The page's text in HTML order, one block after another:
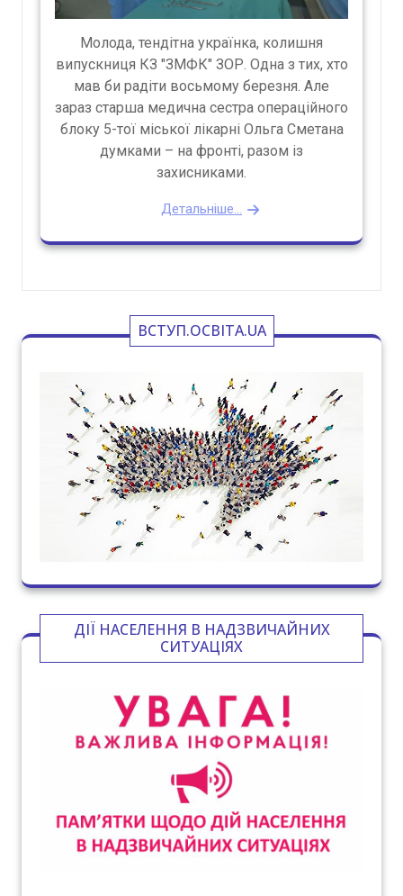
Молода, тендітна українка, колишня
випускниця КЗ "ЗМФК" ЗОР. Одна з тих, хто
мав би радіти восьмому березня. Але
зараз старша медична сестра операційного
блоку 5-тої міської лікарні Ольга Сметана
думками – на фронті, разом із
захисниками.
Детальніше...
ВСТУП.ОСВІТА.UA
ДІЇ НАСЕЛЕННЯ В НАДЗВИЧАЙНИХ
СИТУАЦІЯХ